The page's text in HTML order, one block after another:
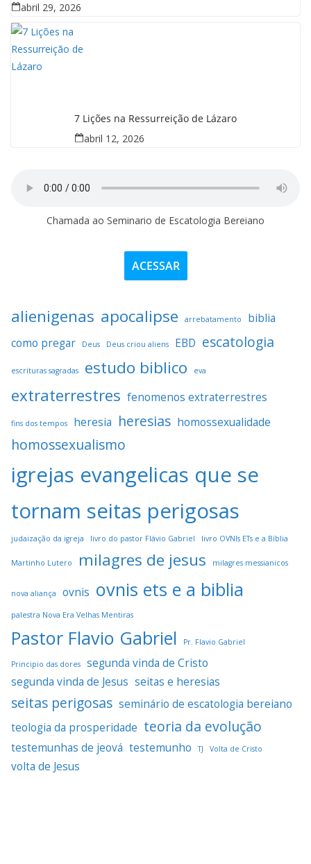
abril 29, 2026
7 Lições na Ressurreição de Lázaro
abril 12, 2026
Chamada ao Seminario de Escatologia Bereiano
ACESSAR
alienigenas apocalipse arrebatamento
biblia
como pregar
Deus Deus criou aliens EBD escatologia
escrituras sagradas estudo biblico eva
extraterrestres fenomenos extraterrestres
fins dos tempos heresia heresias homossexualidade
homossexualismo
igrejas evangelicas que se
tornam seitas perigosas
judaização da igreja livro do pastor Flávio Gabriel livro OVNIs ETs e a Bíblia
Martinho Lutero milagres de jesus milagres messianicos
nova aliança ovnis ovnis ets e a biblia
palestra Nova Era Velhas Mentiras
Pastor Flavio Gabriel Pr. Flavio Gabriel
Principio das dores
segunda vinda de Cristo
segunda vinda de Jesus seitas e heresias
seitas perigosas seminário de escatologia bereiano
teologia da prosperidade teoria da evolução
testemunhas de jeová testemunho TJ Volta de Cristo
volta de Jesus